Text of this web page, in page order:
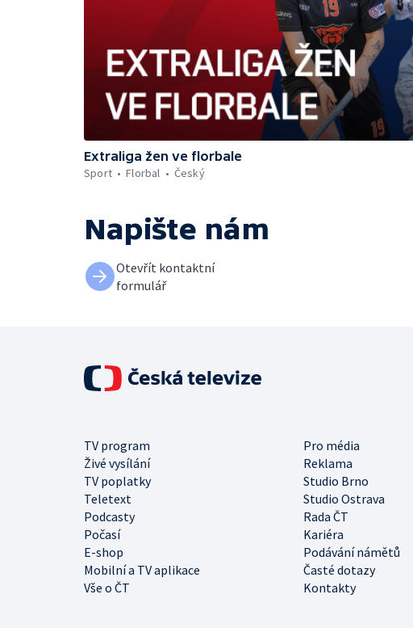
Extraliga žen ve florbale
Sport
Florbal Český
Napište nám
Otevřít kontaktní
formulář
TV program
Pro média
Živé vysílání
Reklama
TV poplatky
Studio Brno
Teletext
Studio Ostrava
Podcasty
Rada ČT
Počasí
Kariéra
E-shop
Podávání námětů
Mobilní a TV aplikace
Časté dotazy
Vše o ČT
Kontakty